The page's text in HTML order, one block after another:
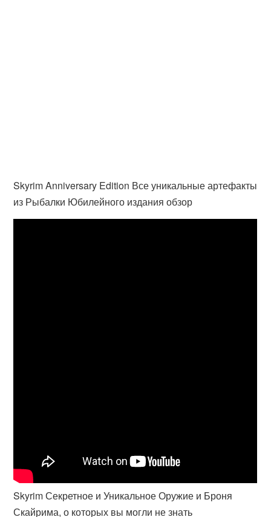
Skyrim Anniversary Edition Все уникальные артефакты
из Рыбалки Юбилейного издания обзор
Skyrim Секретное и Уникальное Оружие и Броня
Скайрима, о которых вы могли не знать